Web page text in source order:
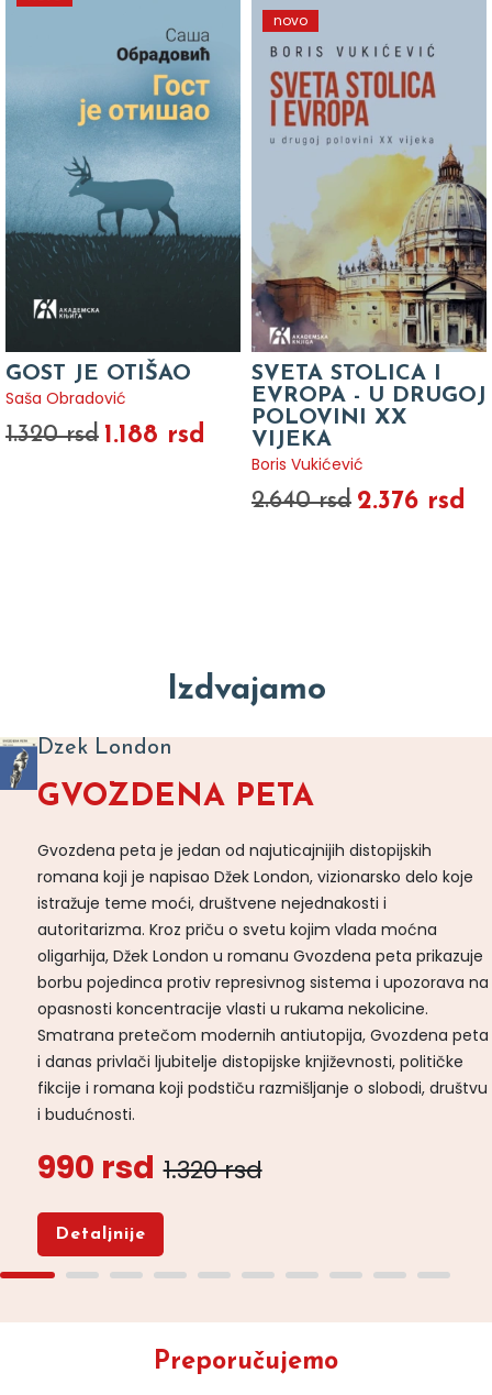
GOST JE OTIŠAO
Saša Obradović
1.320 rsd 1.188 rsd
novo
SVETA STOLICA I
EVROPA - U DRUGOJ
POLOVINI XX
VIJEKA
Boris Vukićević
2.640 rsd 2.376 rsd
Izdvajamo
Dzek London
GVOZDENA PETA
Gvozdena peta je jedan od najuticajnijih distopijskih
romana koji je napisao Džek London, vizionarsko delo koje
istražuje teme moći, društvene nejednakosti i
autoritarizma. Kroz priču o svetu kojim vlada moćna
oligarhija, Džek London u romanu Gvozdena peta prikazuje
borbu pojedinca protiv represivnog sistema i upozorava na
opasnosti koncentracije vlasti u rukama nekolicine.
Smatrana pretečom modernih antiutopija, Gvozdena peta
i danas privlači ljubitelje distopijske književnosti, političke
fikcije i romana koji podstiču razmišljanje o slobodi, društvu
i budućnosti.
990 rsd 1.320 rsd
Detaljnije
Preporučujemo